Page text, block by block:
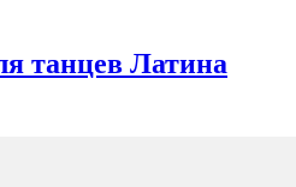
танцев Латина